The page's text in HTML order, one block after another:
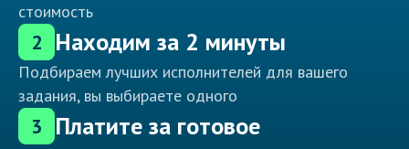
стоимость
2 Находим за 2 минуты
Подбираем лучших исполнителей для вашего
задания, вы выбираете одного
3 Платите за готовое